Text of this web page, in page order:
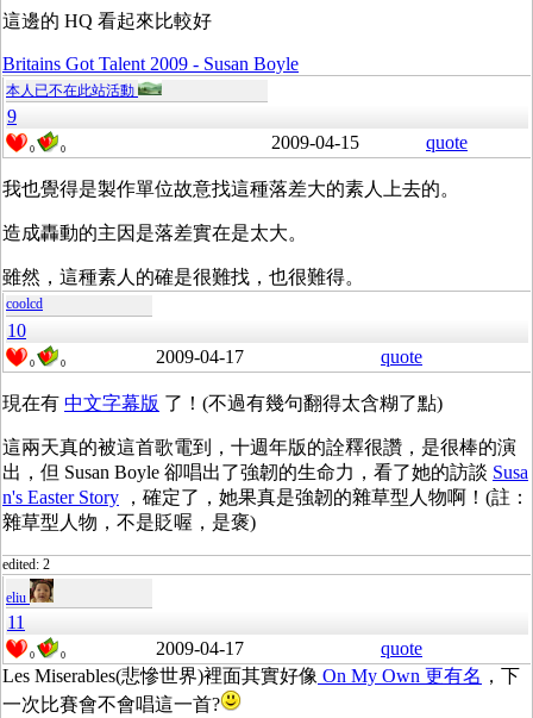
這邊的 HQ 看起來比較好
Britains Got Talent 2009 - Susan Boyle
本人已不在此站活動
9
0 0 2009-04-15 quote
我也覺得是製作單位故意找這種落差大的素人上去的。
造成轟動的主因是落差實在是太大。
雖然，這種素人的確是很難找，也很難得。
coolcd
10
0 0 2009-04-17 quote
現在有 中文字幕版 了！(不過有幾句翻得太含糊了點)
這兩天真的被這首歌電到，十週年版的詮釋很讚，是很棒的演
出，但 Susan Boyle 卻唱出了強韌的生命力，看了她的訪談 Susa
n's Easter Story ，確定了，她果真是強韌的雜草型人物啊！(註：
雜草型人物，不是貶喔，是褒)
edited: 2
eliu
11
0 0 2009-04-17
quote
Les Miserables(悲慘世界)裡面其實好像 On My Own 更有名 ，下
一次比賽會不會唱這一首?